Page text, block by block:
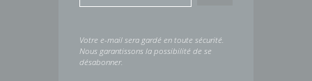
Votre e-mail sera gardé en toute sécurité.
Nous garantissons la possibilité de se
désabonner.